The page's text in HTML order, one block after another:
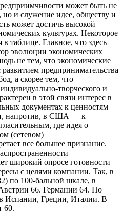
может быть не
но и служение идее, обществу и
может достичь высокой
культурах. Некоторое
в таблице. Главное, что здесь
эволюции экономических
не тем, что экономические
предпринимательства
а скорее тем, что
творческого и
в этой связи интерес в
документах к ценностям
и, напротив, в США — к
где идея о
(сетевом)
все большее признание.
широкий опросе готовности
с целями компании. Так, в
по 100-бальной шкале, в
66. Германии 64. По
Испании, Греции, Италии. В
60.